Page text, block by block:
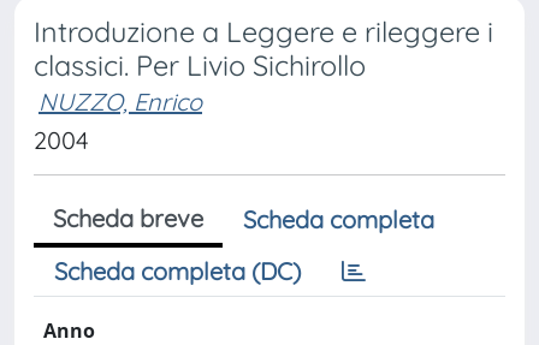
Introduzione a Leggere e rileggere i
classici. Per Livio Sichirollo
NUZZO, Enrico
2004
Scheda breve
Scheda completa
Scheda completa (DC)
Anno